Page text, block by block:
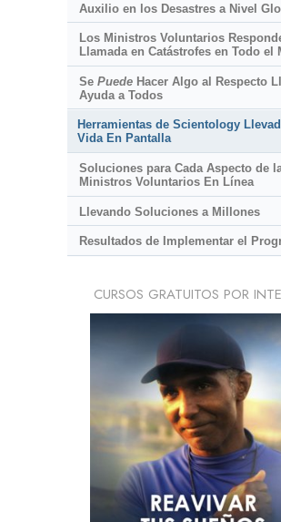
Auxilio en los Desastres a Nivel
Los Ministros Voluntarios
Llamada en Catástrofes en Todo el
Se PuedeHacer Algo al Respecto
Ayuda a Todos
Herramientas de Scientology
Vida En Pantalla
Soluciones para Cada Aspecto de
Ministros Voluntarios En Línea
Llevando Soluciones a Millones
Resultados de Implementar el
CURSOS GRATUITOS POR